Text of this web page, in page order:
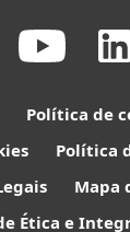
Política de
Política
Mapa
Ética e